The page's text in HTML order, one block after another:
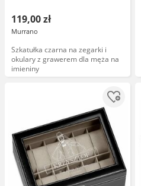
119,00 zł
Murrano
Szkatułka czarna na zegarki i
okulary z grawerem dla męża na
imieniny